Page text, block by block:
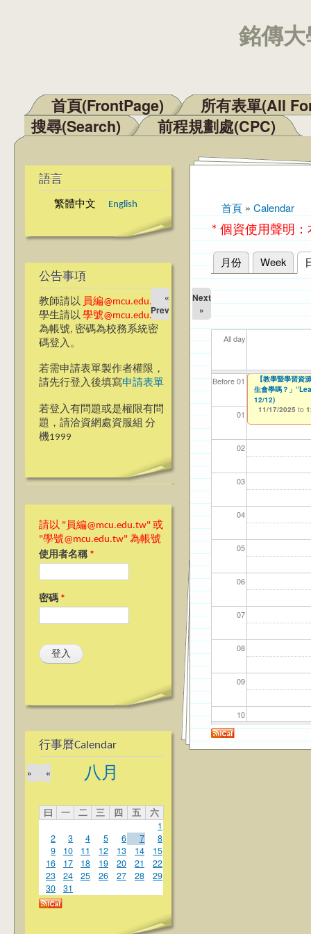
銘傳
主選單
首頁(FrontPage)
所有表單(All
搜尋(Search)
前程規劃處(CPC)
語言
繁體中文 English
公告事項
教師請以 員編@mcu.edu.tw
學生請以 學號@mcu.edu.tw
為帳號, 密碼為校務系統密
碼登入。
若需申請表單製作者權限，
請先行登入後填寫申請表單
若登入有問題或是權限有問
題，請洽資網處資服組 分
機1999
請以 "員編@mcu.edu.tw" 或
"學號@mcu.edu.tw" 為帳號
使用者名稱 *
密碼 *
行事曆Calendar
八月
«
»
曰 一 二 三 四 五
六
1
2
3 4 5 6 7
8
9
10 11 12 13 14
15
16
17 18 19 20 21
22
23
24 25 26 27 28
29
30
31
您在這裡
首頁 » Calendar
* 個資使用聲明
主要索引標籤
月份 Week
«
Prev
Next
»
All day
Before 01
01
02
03
04
05
06
07
08
09
10
11
【資網處】
整合系統～表單
03/27/2013
12/31/2027
【財務處】工讀
11/12/2021to
07/31/2027
【財務處】漏打
錄
11/15/2021
07/31/2027
114
04/
114
02/
114
03/
【學
07/
114
09/
【資訊網路處
11/06/2025 to
【教學暨學習
會學嗎？」
11/17/2025
§台北諮商§
11/17/2025
【教學暨學習
生會學嗎？」
12/12)
11/17/2025 to